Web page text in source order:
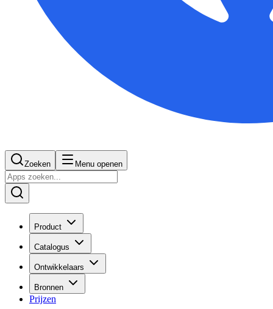
Zoeken Menu openen
Product
Catalogus
Ontwikkelaars
Bronnen
Prijzen